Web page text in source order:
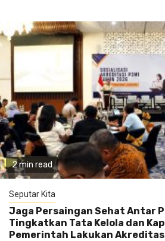
2 min read
Seputar Kita
Jaga Persaingan Sehat Antar
Tingkatkan Tata Kelola dan
Pemerintah Lakukan